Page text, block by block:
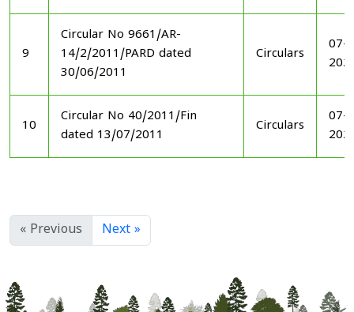
9
Circular No 9661/AR-
14/2/2011/PARD dated
30/06/2011
Circulars
07-
10
Circular No 40/2011/Fin
dated 13/07/2011
Circulars
07-
« Previous Next »